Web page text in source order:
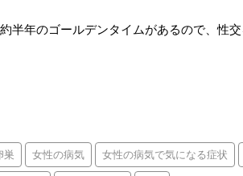
半年のゴールデンタイムがあるので、性
巣 女性の病気 女性の病気で気になる症状